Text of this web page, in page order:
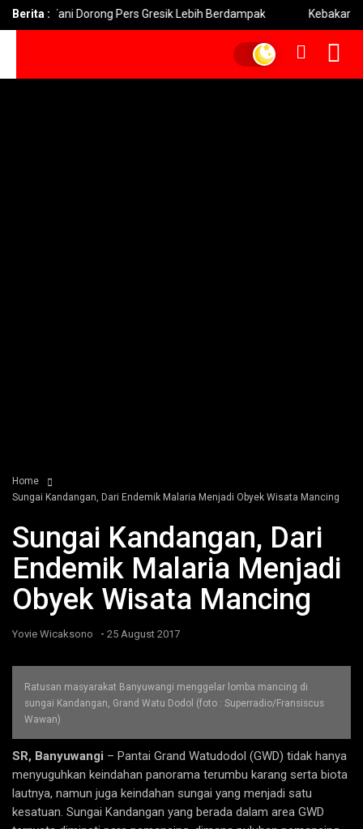
Berita :
Yani Dorong Pers Gresik Lebih Berdampak Kebakaran
Home
Sungai Kandangan, Dari Endemik Malaria Menjadi Obyek Wisata Mancing
Sungai Kandangan, Dari
Endemik Malaria Menjadi
Obyek Wisata Mancing
Yovie Wicaksono - 25 August 2017
Ratusan masyarakat Banyuwangi menggelar lomba mancing di
sungai Kandangan, Grand Watu Dodol (foto : Superradio/Fransiscus
Wawan)
SR, Banyuwangi – Pantai Grand Watudodol (GWD) tidak hanya
menyuguhkan keindahan panorama terumbu karang serta biota
lautnya, namun juga keindahan sungai yang menjadi satu
kesatuan. Sungai Kandangan yang berada dalam area GWD